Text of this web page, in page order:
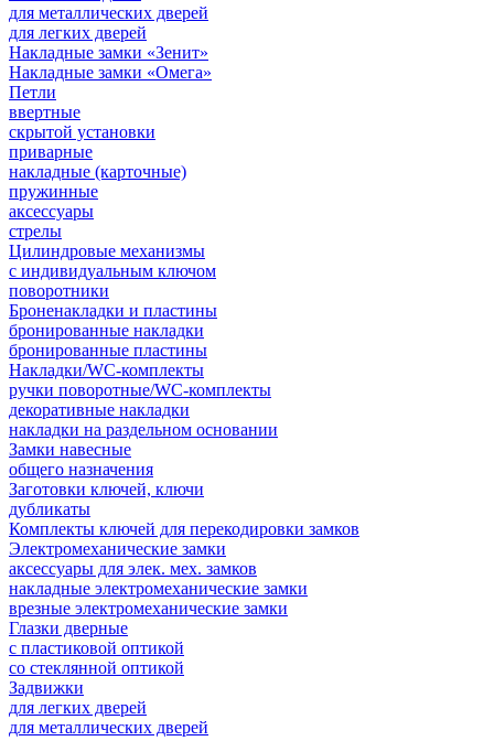
для металлических дверей
для легких дверей
Накладные замки «Зенит»
Накладные замки «Омега»
Петли
ввертные
скрытой установки
приварные
накладные (карточные)
пружинные
аксессуары
стрелы
Цилиндровые механизмы
с индивидуальным ключом
поворотники
Броненакладки и пластины
бронированные накладки
бронированные пластины
Накладки/WC-комплекты
ручки поворотные/WC-комплекты
декоративные накладки
накладки на раздельном основании
Замки навесные
общего назначения
Заготовки ключей, ключи
дубликаты
Комплекты ключей для перекодировки замков
Электромеханические замки
аксессуары для элек. мех. замков
накладные электромеханические замки
врезные электромеханические замки
Глазки дверные
с пластиковой оптикой
со стеклянной оптикой
Задвижки
для легких дверей
для металлических дверей